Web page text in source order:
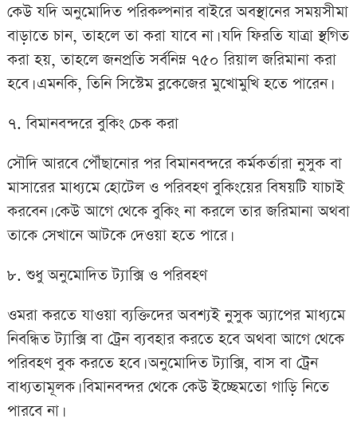
কেউ যদি অনুমোদিত পরিকল্পনার বাইরে অবস্থানের সময়সীমা
বাড়াতে চান, তাহলে তা করা যাবে না। যদি ফিরতি যাত্রা স্থগিত
করা হয়, তাহলে জনপ্রতি সর্বনিম্ন ৭৫০ রিয়াল জরিমানা করা
হবে। এমনকি, তিনি সিস্টেম ব্লকেজের মুখোমুখি হতে পারেন।
৭. বিমানবন্দরে বুকিং চেক করা
সৌদি আরবে পৌঁছানোর পর বিমানবন্দরে কর্মকর্তারা নুসুক বা
মাসারের মাধ্যমে হোটেল ও পরিবহণ বুকিংয়ের বিষয়টি যাচাই
করবেন। কেউ আগে থেকে বুকিং না করলে তার জরিমানা অথবা
তাকে সেখানে আটকে দেওয়া হতে পারে।
৮. শুধু অনুমোদিত ট্যাক্সি ও পরিবহণ
ওমরা করতে যাওয়া ব্যক্তিদের অবশ্যই নুসুক অ্যাপের মাধ্যমে
নিবন্ধিত ট্যাক্সি বা ট্রেন ব্যবহার করতে হবে অথবা আগে থেকে
পরিবহণ বুক করতে হবে। অনুমোদিত ট্যাক্সি, বাস বা ট্রেন
বাধ্যতামূলক। বিমানবন্দর থেকে কেউ ইচ্ছেমতো গাড়ি নিতে
পারবে না।